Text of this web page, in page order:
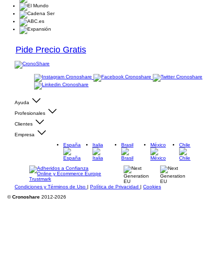
Pide Precio Gratis
Ayuda
Profesionales
Clientes
Empresa
España
Italia Brasil México Chile
Condiciones y Términos de Uso | Política de Privacidad | Cookies
©Cronoshare 2012-2026